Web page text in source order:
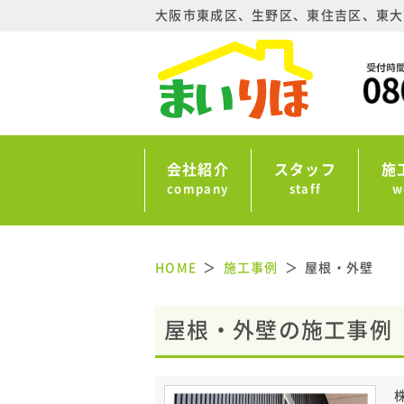
大阪市東成区、生野区、東住吉区、東
会社紹介
company
スタッフ
staff
施
HOME 施工事例 屋根・外壁
屋根・外壁の施工事例